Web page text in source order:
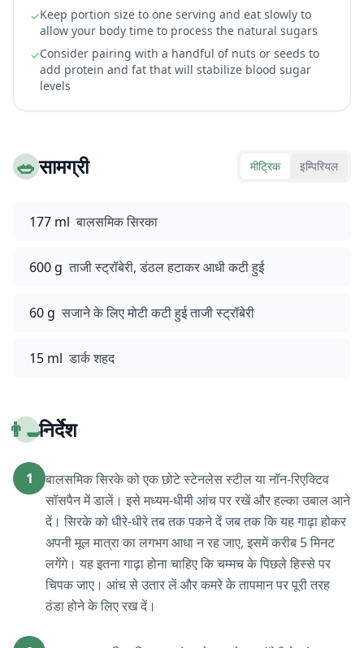
✓Keep portion size to one serving and eat slowly to
allow your body time to process the natural sugars
✓Consider pairing with a handful of nuts or seeds to
add protein and fat that will stabilize blood sugar
levels
🥗सामग्री मीट्रिक इम्पिरियल
177 ml बालसमिक सिरका
600 g ताजी स्ट्रॉबेरी, डंठल हटाकर आधी कटी हुई
60 g सजाने के लिए मोटी कटी हुई ताजी स्ट्रॉबेरी
15 ml डार्क शहद
👨‍🍳निर्देश
1
बालसमिक सिरके को एक छोटे स्टेनलेस स्टील या नॉन-रिएक्टिव
सॉसपैन में डालें। इसे मध्यम-धीमी आंच पर रखें और हल्का उबाल आने
दें। सिरके को धीरे-धीरे तब तक पकने दें जब तक कि यह गाढ़ा होकर
अपनी मूल मात्रा का लगभग आधा न रह जाए, इसमें करीब 5 मिनट
लगेंगे। यह इतना गाढ़ा होना चाहिए कि चम्मच के पिछले हिस्से पर
चिपक जाए। आंच से उतार लें और कमरे के तापमान पर पूरी तरह
ठंडा होने के लिए रख दें।